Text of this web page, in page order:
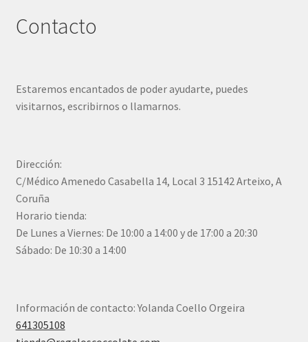
Contacto
Estaremos encantados de poder ayudarte, puedes
visitarnos, escribirnos o llamarnos.
Dirección:
C/Médico Amenedo Casabella 14, Local 3 15142 Arteixo, A
Coruña
Horario tienda:
De Lunes a Viernes: De 10:00 a 14:00 y de 17:00 a 20:30
Sábado: De 10:30 a 14:00
Información de contacto: Yolanda Coello Orgeira
641305108